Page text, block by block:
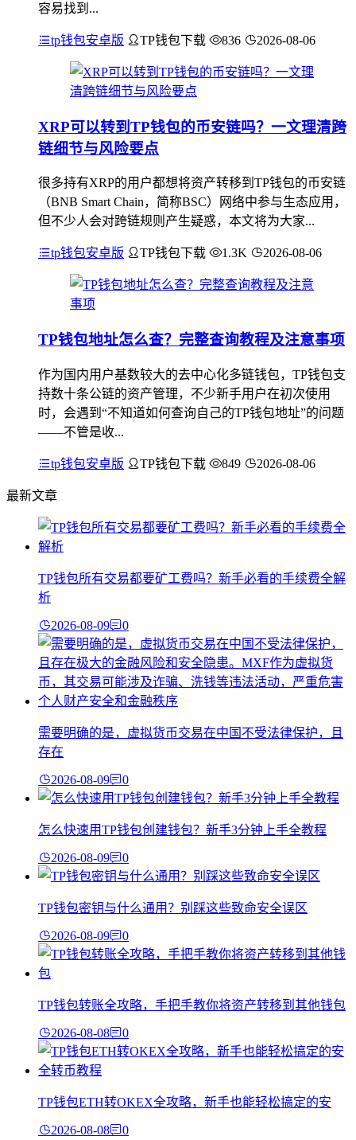
容易找到...
tp钱包安卓版 TP钱包下载 836 2026-08-06
XRP可以转到TP钱包的币安链吗？一文理清跨
链细节与风险要点
很多持有XRP的用户都想将资产转移到TP钱包的币安链
（BNB Smart Chain，简称BSC）网络中参与生态应用，
但不少人会对跨链规则产生疑惑，本文将为大家...
tp钱包安卓版 TP钱包下载 1.3K 2026-08-06
TP钱包地址怎么查？完整查询教程及注意事项
作为国内用户基数较大的去中心化多链钱包，TP钱包支
持数十条公链的资产管理，不少新手用户在初次使用
时，会遇到“不知道如何查询自己的TP钱包地址”的问题
——不管是收...
tp钱包安卓版 TP钱包下载 849 2026-08-06
最新文章
TP钱包所有交易都要矿工费吗？新手必看的手续费全解
析
2026-08-09 0
需要明确的是，虚拟货币交易在中国不受法律保护，且
存在
2026-08-09 0
怎么快速用TP钱包创建钱包？新手3分钟上手全教程
2026-08-09 0
TP钱包密钥与什么通用？别踩这些致命安全误区
2026-08-09 0
TP钱包转账全攻略，手把手教你将资产转移到其他钱包
2026-08-08 0
TP钱包ETH转OKEX全攻略，新手也能轻松搞定的安
2026-08-08 0